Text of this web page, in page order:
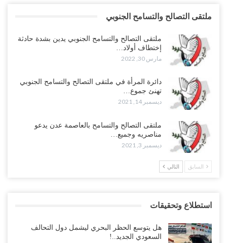
ملتقى التصالح والتسامح الجنوبي
ملتقى التصالح والتسامح الجنوبي يدين بشدة حادثة
إختطاف أولاد…
مارس 30, 2022
دائرة المرأة في ملتقى التصالح والتسامح الجنوبي
تهنئ جموع…
ديسمبر 14, 2021
ملتقى التصالح والتسامح بالعاصمة عدن يدعو
مناصريه وجميع…
ديسمبر 3, 2021
السابق التالي
استطلاع وتحقيقات
هل يتوسع الحظر البحري ليشمل دول التحالف
السعودي الجديد..!